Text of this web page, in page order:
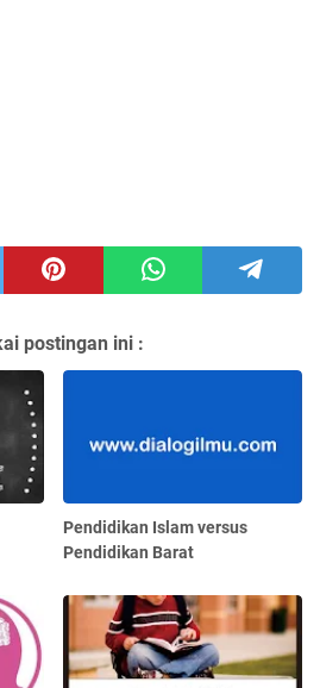
postingan ini :
Pendidikan Islam versus
Pendidikan Barat